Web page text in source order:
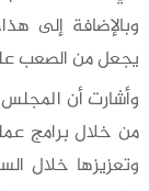
وبالإضافة إلى
يجعل من الصعب
وأشارت أن المجلس
من خلال برامج
وتعزيزها خلال